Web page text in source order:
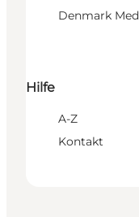
Denmark
Hilfe
A-Z
Kontakt